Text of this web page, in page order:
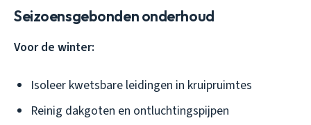
Seizoensgebonden onderhoud
Voor de winter:
Isoleer kwetsbare leidingen in kruipruimtes
Reinig dakgoten en ontluchtingspijpen